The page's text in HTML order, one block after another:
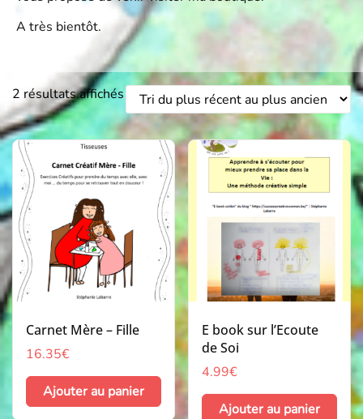
A très bientôt.
2 résultats affichés
Carnet Mère – Fille
16.35€
Ajouter au panier
E book sur l’Ecoute
de Soi
4.99€
Ajouter au panier